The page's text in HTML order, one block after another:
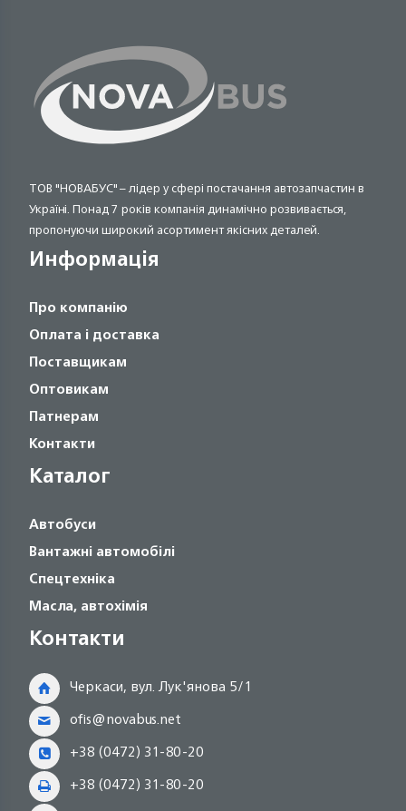
ТОВ "НОВАБУС" – лідер у сфері постачання автозапчастин в
Україні. Понад 7 років компанія динамічно розвивається,
пропонуючи широкий асортимент якісних деталей.
Информація
Про компанію
Оплата і доставка
Поставщикам
Оптовикам
Патнерам
Контакти
Каталог
Автобуси
Вантажні автомобілі
Спецтехніка
Масла, автохімія
Контакти
Черкаси, вул. Лук'янова 5/1
ofis@novabus.net
+38 (0472) 31-80-20
+38 (0472) 31-80-20